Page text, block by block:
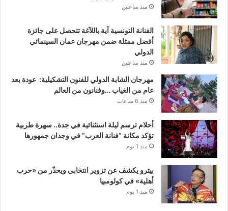
منذ ساعتين
الفنانة التونسية آية باللآغة تتحصل على جائزة
أفضل ممثلة ضمن مهرجان عمان السينمائي
الدولي
منذ ساعتين
مهرجان الشابة الدولي للفنون التشكيلية: عودة بعد
عام من الغياب …وفنانون من العالم
منذ 6 ساعات
أحلام ترسم ليلة استثنائية في جدة.. سهرة طربية
تؤكد مكانة “فنانة العرب” في وجدان جمهورها
منذ 1 يوم
بيترو يكشف عن تزوير انتخابي ويحذّر من «حرب
أهلية» في كولومبيا
منذ 1 يوم